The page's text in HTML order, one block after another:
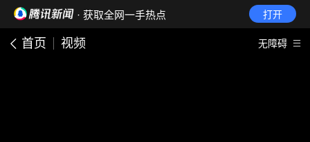
· 获取全网一手热点 打开
首页 视频 无障碍